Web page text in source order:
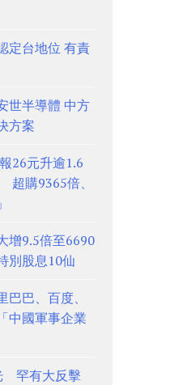
定台地位 有責
世半導體 中方
方案
26元升逾1.6
購9365倍、
增9.5倍至6690
別股息10仙
巴、百度、
中國軍事企業
罕有大反擊